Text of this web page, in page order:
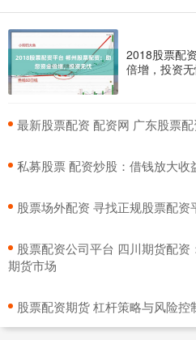
2018股票配
倍增，投资
最新股票配资 配资网 广东股票
私募股票 配资炒股：借钱放大收
股票场外配资 寻找正规股票配资
股票配资公司平台 四川期货配
期货市场
股票配资期货 杠杆策略与风险控